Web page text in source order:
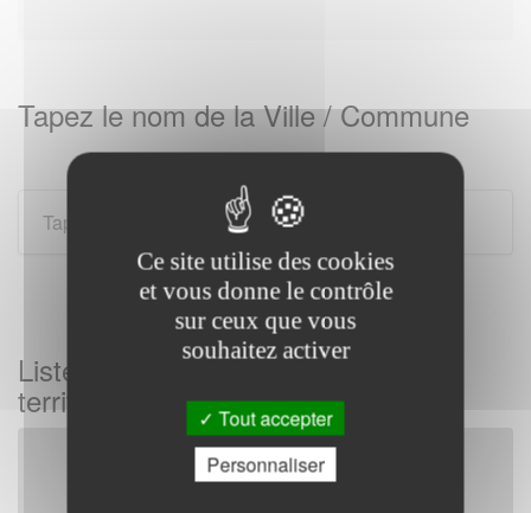
Tapez le nom de la Ville / Commune
Liste des gendarmeries sur tous les
territoires Français
Ce site utilise des cookies
et vous donne le contrôle
sur ceux que vous
souhaitez activer
Tout accepter
Personnaliser